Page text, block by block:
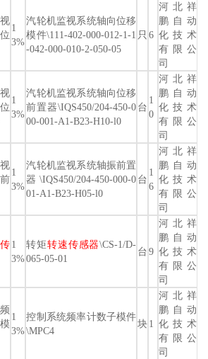
1
3%
汽轮机监视系统轴向位移
模件\111-402-000-012-1-1
-042-000-010-2-050-05
只 6
河北祥
鹏自动
化技术
有限公
司
1
3%
汽轮机监视系统轴向位移
前置器\IQS450/204-450-0
00-001-A1-B23-H10-l0
台
1
0
河北祥
鹏自动
化技术
有限公
司
1
3%
汽轮机监视系统轴振前置
器\IQS450/204-450-000-0
01-A1-B23-H05-l0
台
1
6
河北祥
鹏自动
化技术
有限公
司
1
3%
转矩转速传感器\CS-1/D-
065-05-01
台 9
河北祥
鹏自动
化技术
有限公
司
1
3%
控制系统频率计数子模件
\MPC4
块1
河北祥
鹏自动
化技术
有限公
司